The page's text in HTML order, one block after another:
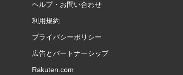
ヘルプ・お問い合わせ
利用規約
プライバシーポリシー
広告とパートナーシップ
Rakuten.com